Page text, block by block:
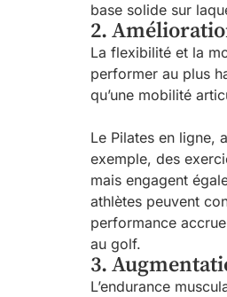
base solide sur
2.
La flexibilité et la
performer au plus
qu’une mobilité
Le Pilates en ligne,
exemple, des
mais engagent
athlètes peuvent
performance
au golf.
3.
L’endurance